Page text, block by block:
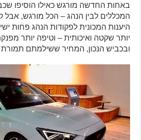
באחות החדשה מורגש כאילו הוסיפו
המכללים לבין הנהג – הכל מורגש, אבל
היענות המכונית לפקודות הנהג פחות
יותר שקטה ואיכותית – וטיפה יותר
ובכביש הנכון, המחיר ששילמתם תמורת